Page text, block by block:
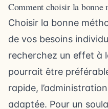
Comment choisir la bonne
Choisir la bonne
de vos besoins
recherchez un effet à
pourrait être
rapide,
adaptée. Pour un